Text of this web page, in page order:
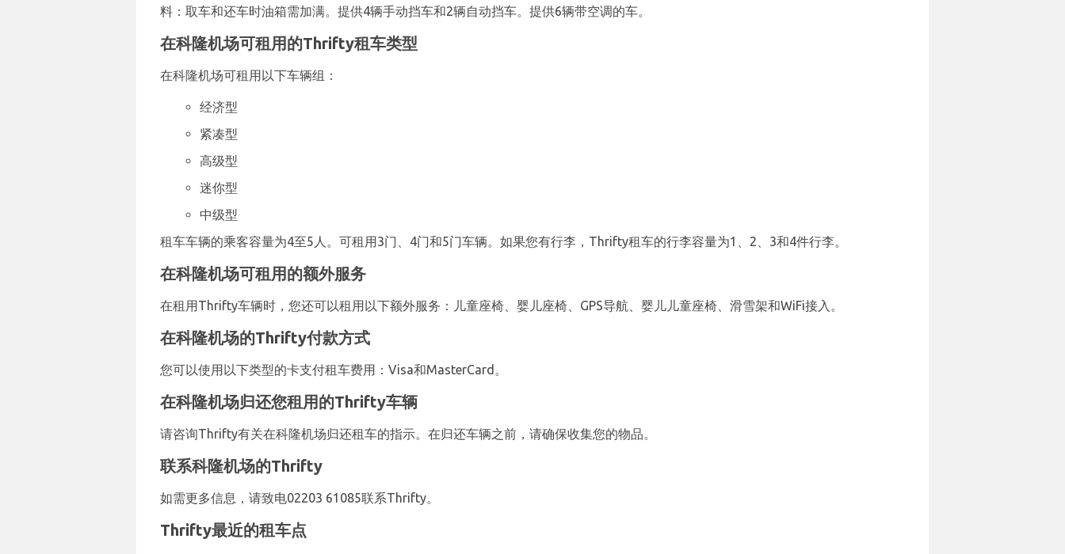
料：取车和还车时油箱需加满。提供4辆手动挡车和2辆自动挡车。提供6辆带空调的车。
在科隆机场可租用的Thrifty租车类型
在科隆机场可租用以下车辆组：
经济型
紧凑型
高级型
迷你型
中级型
租车车辆的乘客容量为4至5人。可租用3门、4门和5门车辆。如果您有行李，Thrifty租车的行李容量为1、2、3和4件行李。
在科隆机场可租用的额外服务
在租用Thrifty车辆时，您还可以租用以下额外服务：儿童座椅、婴儿座椅、GPS导航、婴儿儿童座椅、滑雪架和WiFi接入。
在科隆机场的Thrifty付款方式
您可以使用以下类型的卡支付租车费用：Visa和MasterCard。
在科隆机场归还您租用的Thrifty车辆
请咨询Thrifty有关在科隆机场归还租车的指示。在归还车辆之前，请确保收集您的物品。
联系科隆机场的Thrifty
如需更多信息，请致电02203 61085联系Thrifty。
Thrifty最近的租车点